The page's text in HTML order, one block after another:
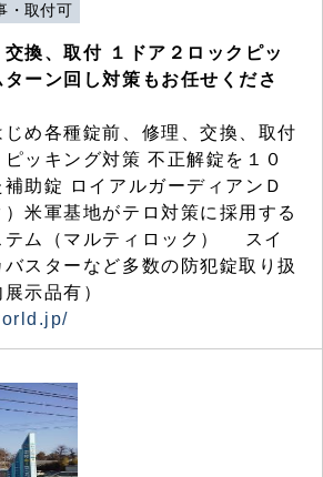
・取付可
換、取付 １ドア２ロックピッ
ーン回し対策もお任せくださ
め各種錠前、修理、交換、取付
ッキング対策 不正解錠を１０
助錠 ロイアルガーディアンＤ
）米軍基地がテロ対策に採用する
テム（マルティロック） スイ
スターなど多数の防犯錠取り扱
示品有）